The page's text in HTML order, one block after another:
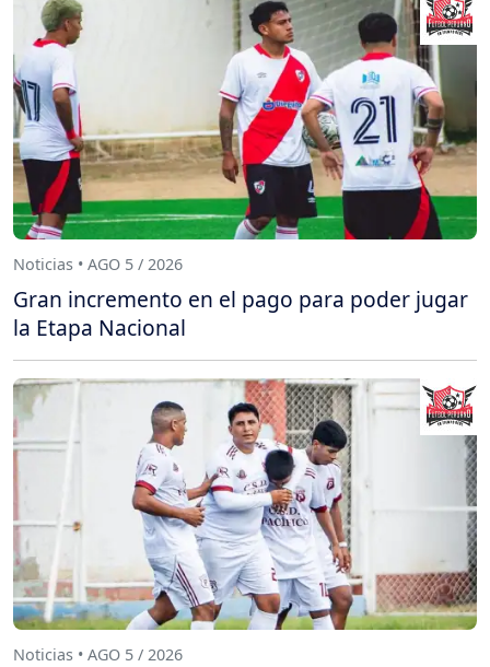
Noticias • AGO 5 / 2026
Gran incremento en el pago para poder jugar
la Etapa Nacional
Noticias • AGO 5 / 2026